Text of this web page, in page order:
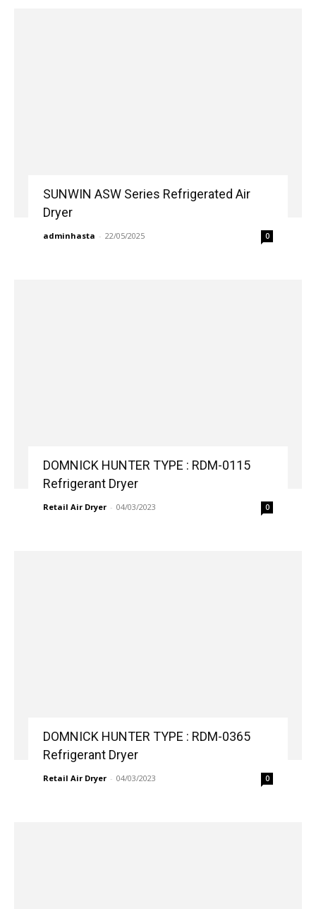
SUNWIN ASW Series Refrigerated Air
Dryer
adminhasta - 22/05/2025 0
DOMNICK HUNTER TYPE : RDM-0115
Refrigerant Dryer
Retail Air Dryer - 04/03/2023 0
DOMNICK HUNTER TYPE : RDM-0365
Refrigerant Dryer
Retail Air Dryer - 04/03/2023 0